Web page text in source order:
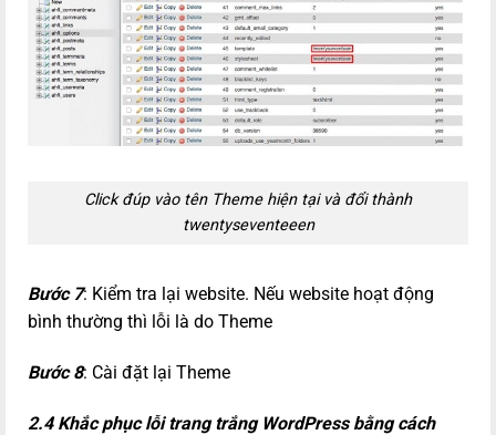
Click đúp vào tên Theme hiện tại và đổi thành
twentyseventeeen
Bước 7: Kiểm tra lại website. Nếu website hoạt động
bình thường thì lỗi là do Theme
Bước 8: Cài đặt lại Theme
2.4 Khắc phục lỗi trang trắng WordPress bằng cách